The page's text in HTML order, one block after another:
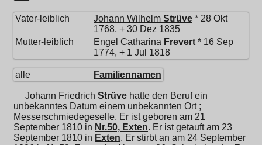
Vater-leiblich Johann Wilhelm Strüve * 28 Okt
1768, + 30 Dez 1835
Mutter-leiblich
Engel Catharina Frevert * 16 Sep
1774, + 1 Jul 1818
alle Familiennamen
Johann Friedrich Strüve hatte den Beruf ein
unbekanntes Datum einem unbekannten Ort ;
Messerschmiedegeselle. Er ist geboren am 21
September 1810 in Nr.50, Exten. Er ist getauft am 23
September 1810 in Exten. Er stirbt an am 24 September